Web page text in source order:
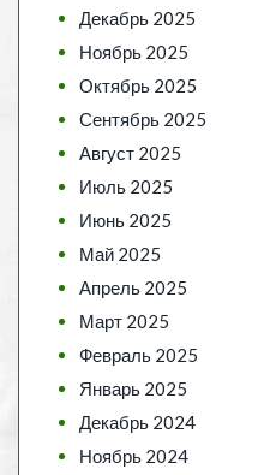
Декабрь 2025
Ноябрь 2025
Октябрь 2025
Сентябрь 2025
Август 2025
Июль 2025
Июнь 2025
Май 2025
Апрель 2025
Март 2025
Февраль 2025
Январь 2025
Декабрь 2024
Ноябрь 2024